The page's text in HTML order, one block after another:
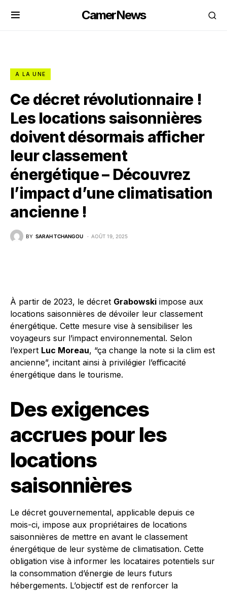
CamerNews
A LA UNE
Ce décret révolutionnaire !
Les locations saisonnières
doivent désormais afficher
leur classement
énergétique – Découvrez
l’impact d’une climatisation
ancienne !
BY SARAH TCHANGOU AOÛT 19, 2025
À partir de 2023, le décret Grabowski impose aux
locations saisonnières de dévoiler leur classement
énergétique. Cette mesure vise à sensibiliser les
voyageurs sur l’impact environnemental. Selon
l’expert Luc Moreau, “ça change la note si la clim est
ancienne”, incitant ainsi à privilégier l’efficacité
énergétique dans le tourisme.
Des exigences
accrues pour les
locations
saisonnières
Le décret gouvernemental, applicable depuis ce
mois-ci, impose aux propriétaires de locations
saisonnières de mettre en avant le classement
énergétique de leur système de climatisation. Cette
obligation vise à informer les locataires potentiels sur
la consommation d’énergie de leurs futurs
hébergements. L’objectif est de renforcer la